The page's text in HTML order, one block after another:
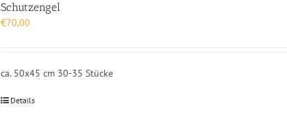
Schutzengel
€70,00
ca. 50x45 cm 30-35 Stücke
Details